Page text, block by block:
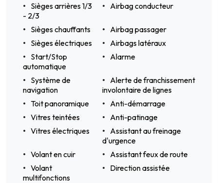
Sièges arrières 1/3
- 2/3
Airbag conducteur
Sièges chauffants
Airbag passager
Sièges électriques
Airbags latéraux
Start/Stop
automatique
Alarme
Système de
navigation
Alerte de franchissement
involontaire de lignes
Toit panoramique
Anti-démarrage
Vitres teintées
Anti-patinage
Vitres électriques
Assistant au freinage
d'urgence
Volant en cuir
Assistant feux de route
Volant
multifonctions
Direction assistée